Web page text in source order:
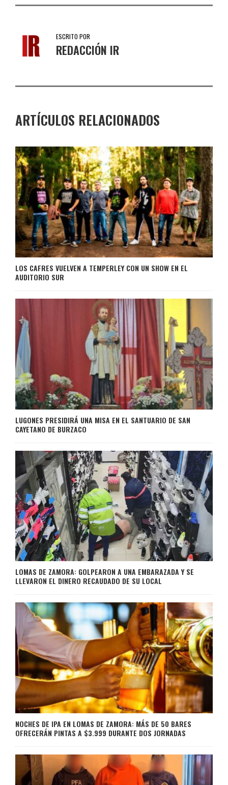
ESCRITO POR
REDACCIÓN IR
ARTÍCULOS RELACIONADOS
LOS CAFRES VUELVEN A TEMPERLEY CON UN SHOW EN EL
AUDITORIO SUR
LUGONES PRESIDIRÁ UNA MISA EN EL SANTUARIO DE SAN
CAYETANO DE BURZACO
LOMAS DE ZAMORA: GOLPEARON A UNA EMBARAZADA Y SE
LLEVARON EL DINERO RECAUDADO DE SU LOCAL
NOCHES DE IPA EN LOMAS DE ZAMORA: MÁS DE 50 BARES
OFRECERÁN PINTAS A $3.999 DURANTE DOS JORNADAS